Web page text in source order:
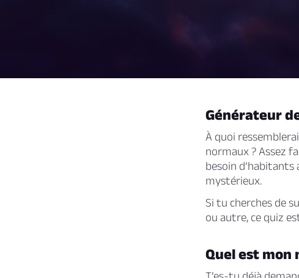
Générateur
À quoi
normaux ? Assez
besoin
mystérieux.
Si tu cherches de
ou autre, ce quiz
Quel est mon